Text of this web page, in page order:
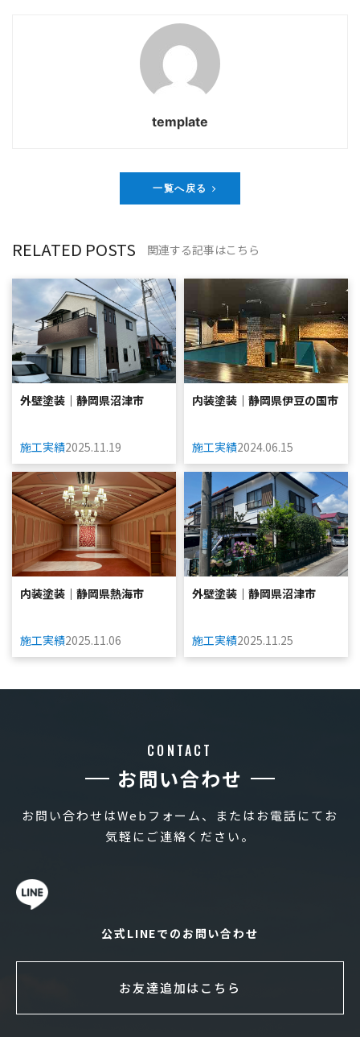
template
一覧へ戻る
RELATED POSTS 関連する記事はこちら
外壁塗装｜静岡県沼津市
施工実績2025.11.19
内装塗装｜静岡県伊豆の国市
施工実績2024.06.15
内装塗装｜静岡県熱海市
施工実績2025.11.06
外壁塗装｜静岡県沼津市
施工実績2025.11.25
CONTACT
お問い合わせ
お問い合わせはWebフォーム、またはお電話にてお
気軽にご連絡ください。
公式LINEでのお問い合わせ
お友達追加はこちら